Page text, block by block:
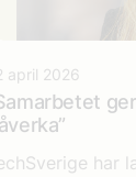
april 2026
har